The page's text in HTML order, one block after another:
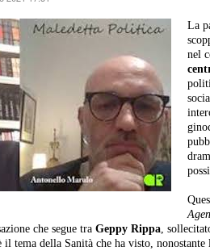
La
nel
che segue tra Geppy Rippa,
tema della Sanità che ha visto,